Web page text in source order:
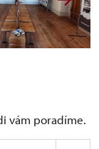
vám poradíme.